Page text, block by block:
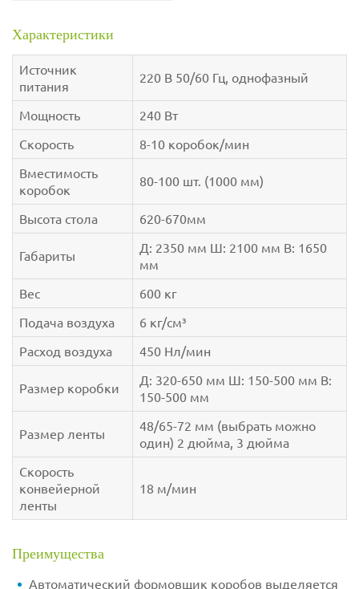
Характеристики
Источник
питания
220 В 50/60 Гц, однофазный
Мощность
240 Вт
Скорость
8-10 коробок/мин
Вместимость
коробок
80-100 шт. (1000 мм)
Высота стола 620-670мм
Габариты
Д: 2350 мм Ш: 2100 мм В: 1650
мм
Вес
600 кг
Подача воздуха
6 кг/см³
Расход воздуха
450 Нл/мин
Размер коробки
Д: 320-650 мм Ш: 150-500 мм В:
150-500 мм
Размер ленты
48/65-72 мм (выбрать можно
один) 2 дюйма, 3 дюйма
Скорость
конвейерной
ленты
18 м/мин
Преимущества
Автоматический формовщик коробов выделяется